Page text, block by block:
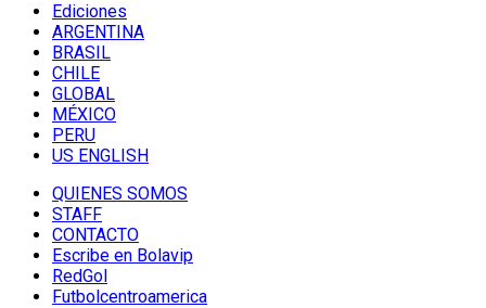
Ediciones
ARGENTINA
BRASIL
CHILE
GLOBAL
MÉXICO
PERU
US ENGLISH
QUIENES SOMOS
STAFF
CONTACTO
Escribe en Bolavip
RedGol
Futbolcentroamerica